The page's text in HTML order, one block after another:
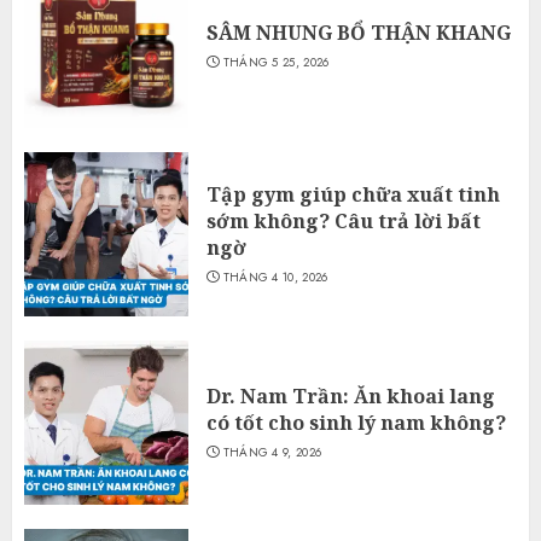
SÂM NHUNG BỔ THẬN KHANG
THÁNG 5 25, 2026
Tập gym giúp chữa xuất tinh
sớm không? Câu trả lời bất
ngờ
THÁNG 4 10, 2026
Dr. Nam Trần: Ăn khoai lang
có tốt cho sinh lý nam không?
THÁNG 4 9, 2026